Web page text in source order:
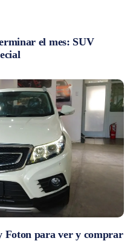
el mes: SUV
Foton para ver y comprar